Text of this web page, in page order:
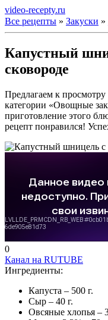
video-recepty.ru
Все рецепты » Закуски »
Капустный
сковороде
Предлагаем к
категории «Овощные
приготовление этого
рецепт понравился!
0
Канал на RUTUBE
Ингредиенты:
Капуста – 500 г.
Сыр – 40 г.
Овсяные хлопья –